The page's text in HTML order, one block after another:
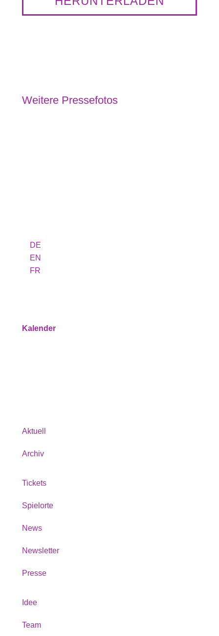
Weitere Pressefotos
DE
EN
FR
Kalender
Aktuell
Archiv
Tickets
Spielorte
News
Newsletter
Presse
Idee
Team